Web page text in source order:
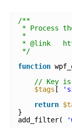
/**
* Process
*
* @link
*/
function
// Key is
$tags [
return
}
add_filter(